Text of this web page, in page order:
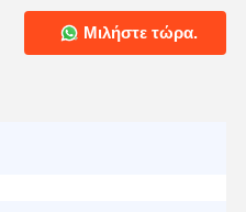
Μιλήστε τώρα.